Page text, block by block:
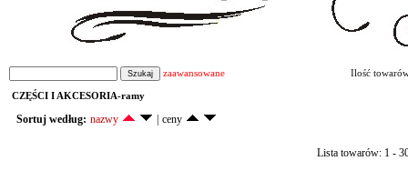
zaawansowane Ilość
CZĘŚCI I AKCESORIA-ramy
Sortuj według: nazwy ceny
Lista towarów: 1 -